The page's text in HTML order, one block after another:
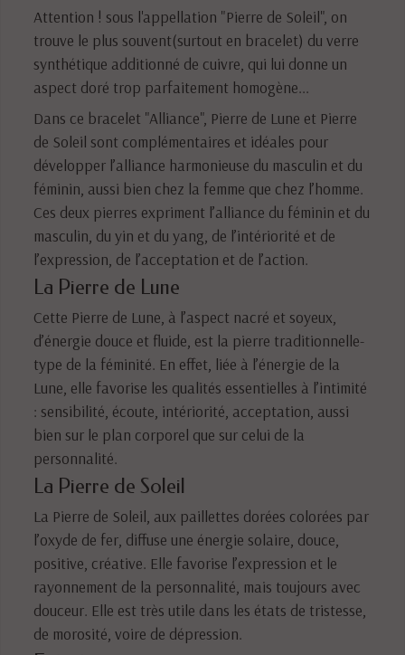
Attention ! sous l'appellation "Pierre de Soleil", on
trouve le plus souvent(surtout en bracelet) du verre
synthétique additionné de cuivre, qui lui donne un
aspect doré trop parfaitement homogène...
Dans ce bracelet "Alliance", Pierre de Lune et Pierre
de Soleil sont complémentaires et idéales pour
développer l’alliance harmonieuse du masculin et du
féminin, aussi bien chez la femme que chez l’homme.
Ces deux pierres expriment l’alliance du féminin et du
masculin, du yin et du yang, de l’intériorité et de
l’expression, de l’acceptation et de l’action.
La Pierre de Lune
Cette Pierre de Lune, à l’aspect nacré et soyeux,
d’énergie douce et fluide, est la pierre traditionnelle-
type de la féminité. En effet, liée à l’énergie de la
Lune, elle favorise les qualités essentielles à l’intimité
: sensibilité, écoute, intériorité, acceptation, aussi
bien sur le plan corporel que sur celui de la
personnalité.
La Pierre de Soleil
La Pierre de Soleil, aux paillettes dorées colorées par
l’oxyde de fer, diffuse une énergie solaire, douce,
positive, créative. Elle favorise l’expression et le
rayonnement de la personnalité, mais toujours avec
douceur. Elle est très utile dans les états de tristesse,
de morosité, voire de dépression.